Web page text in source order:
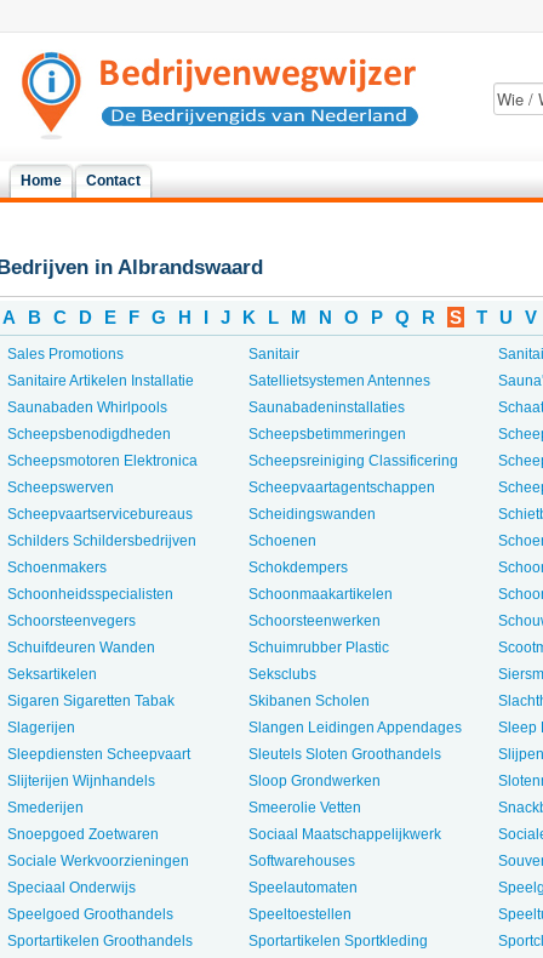
Home Contact
in Albrandswaard
A B C D E F G H I J K L M N O P Q R S T U V
Sales Promotions
Sanitaire Artikelen Installatie
Saunabaden Whirlpools
Scheepsbenodigdheden
Scheepsmotoren Elektronica
Scheepswerven
Scheepvaartservicebureaus
Schilders Schildersbedrijven
Schoenmakers
Schoonheidsspecialisten
Schoorsteenvegers
Schuifdeuren Wanden
Seksartikelen
Sigaren Sigaretten Tabak
Slagerijen
Sleepdiensten Scheepvaart
Slijterijen Wijnhandels
Smederijen
Snoepgoed Zoetwaren
Sociale Werkvoorzieningen
Speciaal Onderwijs
Speelgoed Groothandels
Sportartikelen Groothandels
Sanitair
Satellietsystemen Antennes
Saunabadeninstallaties
Scheepsbetimmeringen
Scheepsreiniging Classificering
Scheepvaartagentschappen
Scheidingswanden
Schoenen
Schokdempers
Schoonmaakartikelen
Schoorsteenwerken
Schuimrubber Plastic
Seksclubs
Skibanen Scholen
Slangen Leidingen Appendages
Sleutels Sloten Groothandels
Sloop Grondwerken
Smeerolie Vetten
Sociaal Maatschappelijkwerk
Softwarehouses
Speelautomaten
Speeltoestellen
Sportartikelen Sportkleding
Sleep